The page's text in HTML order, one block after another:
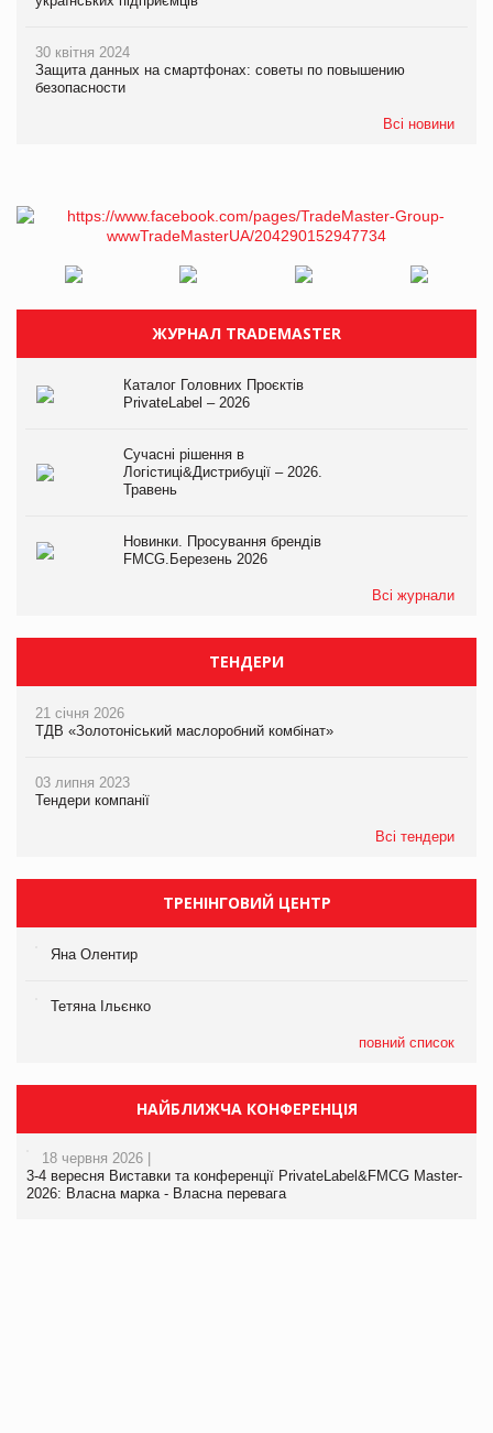
30 квітня 2024
Защита данных на смартфонах: советы по повышению
безопасности
Всі новини
ЖУРНАЛ TRADEMASTER
Каталог Головних Проєктів
PrivateLabel – 2026
Сучасні рішення в
Логістиці&Дистрибуції – 2026.
Травень
Новинки. Просування брендів
FMCG.Березень 2026
Всі журнали
ТЕНДЕРИ
21 січня 2026
ТДВ «Золотоніський маслоробний комбінат»
03 липня 2023
Тендери компанії
Всі тендери
ТРЕНІНГОВИЙ ЦЕНТР
Яна Олентир
Тетяна Ільєнко
повний список
НАЙБЛИЖЧА КОНФЕРЕНЦІЯ
18 червня 2026 |
3-4 вересня Виставки та конференції PrivateLabel&FMCG Master-
2026: Власна марка - Власна перевага